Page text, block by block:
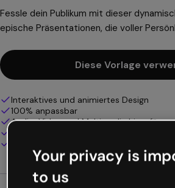
Fessle dein Publikum mit dieser
epische Präsentationen, die voller
Diese Vorlage
Interaktives und animiertes Design
100% anpassbar
Audio, Video und Multimedia hinzufügen
Your privacy is
to us